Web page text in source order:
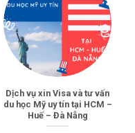
Dịch vụ xin Visa và tư vấn
du học Mỹ uy tín tại HCM –
Huế – Đà Nẵng